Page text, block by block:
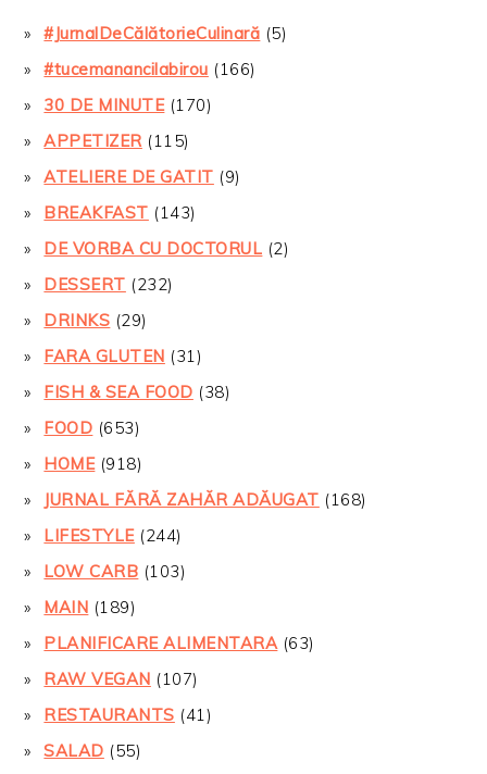
#JurnalDeCălătorieCulinară (5)
#tucemanancilabirou (166)
30 DE MINUTE(170)
APPETIZER (115)
ATELIERE DE GATIT (9)
BREAKFAST (143)
DE VORBA CU DOCTORUL (2)
DESSERT (232)
DRINKS (29)
FARA GLUTEN (31)
FISH & SEA FOOD (38)
FOOD (653)
HOME(918)
JURNAL FĂRĂ ZAHĂR ADĂUGAT (168)
LIFESTYLE(244)
LOW CARB (103)
MAIN (189)
PLANIFICARE ALIMENTARA (63)
RAW VEGAN (107)
RESTAURANTS (41)
SALAD (55)